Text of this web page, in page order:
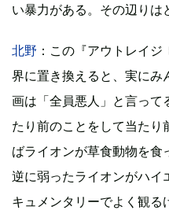
い暴力がある。その辺りは
北野 ：この『アウトレイ
界に置き換えると、実にみ
画は「全員悪人」と言って
たり前のことをして当たり
ばライオンが草食動物を食
逆に弱ったライオンがハイ
キュメンタリーでよく観